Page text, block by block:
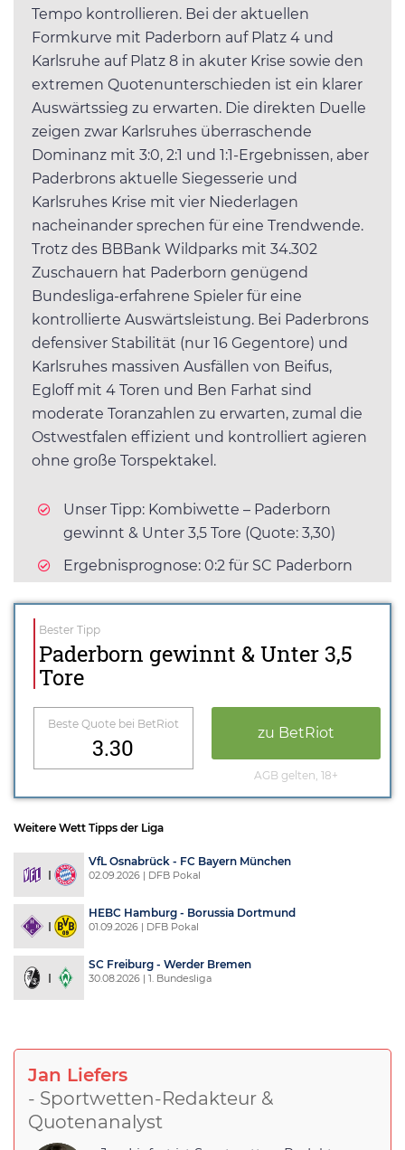
Tempo kontrollieren. Bei der aktuellen
Formkurve mit Paderborn auf Platz 4 und
Karlsruhe auf Platz 8 in akuter Krise sowie den
extremen Quotenunterschieden ist ein klarer
Auswärtssieg zu erwarten. Die direkten Duelle
zeigen zwar Karlsruhes überraschende
Dominanz mit 3:0, 2:1 und 1:1-Ergebnissen, aber
Paderbrons aktuelle Siegesserie und
Karlsruhes Krise mit vier Niederlagen
nacheinander sprechen für eine Trendwende.
Trotz des BBBank Wildparks mit 34.302
Zuschauern hat Paderborn genügend
Bundesliga-erfahrene Spieler für eine
kontrollierte Auswärtsleistung. Bei Paderbrons
defensiver Stabilität (nur 16 Gegentore) und
Karlsruhes massiven Ausfällen von Beifus,
Egloff mit 4 Toren und Ben Farhat sind
moderate Toranzahlen zu erwarten, zumal die
Ostwestfalen effizient und kontrolliert agieren
ohne große Torspektakel.
Unser Tipp: Kombiwette – Paderborn
gewinnt & Unter 3,5 Tore (Quote: 3,30)
Ergebnisprognose: 0:2 für SC Paderborn
Bester Tipp
Paderborn gewinnt & Unter 3,5
Tore
Beste Quote bei BetRiot
3.30
zu BetRiot
AGB gelten, 18+
Weitere Wett Tipps der Liga
VfL Osnabrück - FC Bayern München
02.09.2026 | DFB Pokal
HEBC Hamburg - Borussia Dortmund
01.09.2026 | DFB Pokal
SC Freiburg - Werder Bremen
30.08.2026 | 1. Bundesliga
Jan Liefers
- Sportwetten-Redakteur &
Quotenanalyst